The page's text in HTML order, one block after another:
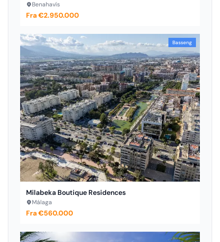
Benahavís
Fra €2.950.000
Basseng
Milabeka Boutique Residences
Málaga
Fra €560.000